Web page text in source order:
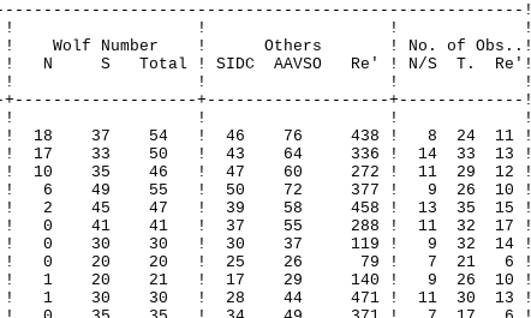
!
! ! ! !
Number ! Others ! No. of Obs..!
Total ! SIDC AAVSO Re' ! N/S T. Re'!
! ! ! !
+-------------------+-------------!
! ! ! !
! 18 37 54 ! 46 76 438 ! 8 24 11 !
! 17 33 50 ! 43 64 336 ! 14 33 13 !
! 10 35 46 ! 47 60 272 ! 11 29 12 !
! 6 49 55 ! 50 72 377 ! 9 26 10 !
! 2 45 47 ! 39 58 458 ! 13 35 15 !
! 0 41 41 ! 37 55 288 ! 11 32 17 !
! 0 30 30 ! 30 37 119 ! 9 32 14 !
! 0 20 20 ! 25 26 79 ! 7 21 6 !
! 1 20 21 ! 17 29 140 ! 9 26 10 !
! 1 30 30 ! 28 44 471 ! 11 30 13 !